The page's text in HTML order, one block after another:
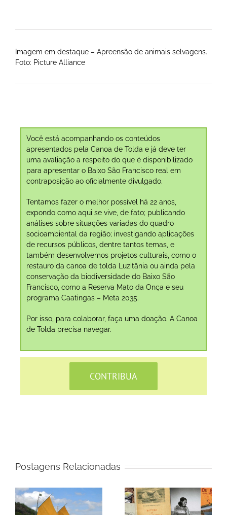
Imagem em destaque – Apreensão de animais selvagens.
Foto: Picture Alliance
Você está acompanhando os conteúdos
apresentados pela Canoa de Tolda e já deve ter
uma avaliação a respeito do que é disponibilizado
para apresentar o Baixo São Francisco real em
contraposição ao oficialmente divulgado.
Tentamos fazer o melhor possível há 22 anos,
expondo como aqui se vive, de fato; publicando
análises sobre situações variadas do quadro
socioambiental da região; investigando aplicações
de recursos públicos, dentre tantos temas, e
também desenvolvemos projetos culturais, como o
restauro da canoa de tolda Luzitânia ou ainda pela
conservação da biodiversidade do Baixo São
Francisco, como a Reserva Mato da Onça e seu
programa Caatingas – Meta 2035.
Por isso, para colaborar, faça uma doação. A Canoa
de Tolda precisa navegar.
CONTRIBUA
Postagens Relacionadas